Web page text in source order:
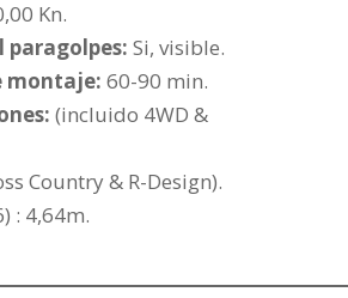
Kn.
paragolpes: Si, visible.
montaje: 60-90 min.
(incluido 4WD &
Country & R-Design).
: 4,64m.